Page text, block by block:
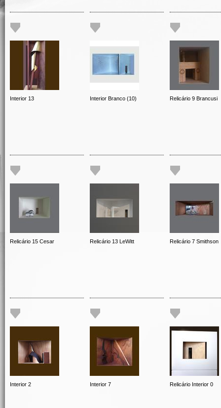
Interior 13 Interior Branco (10) Relicário 9 Brancusi
Relicário 15 Cesar Relicário 13 LeWitt Relicário 7 Smithson
Interior 2 Interior 7 Relicário Interior 0